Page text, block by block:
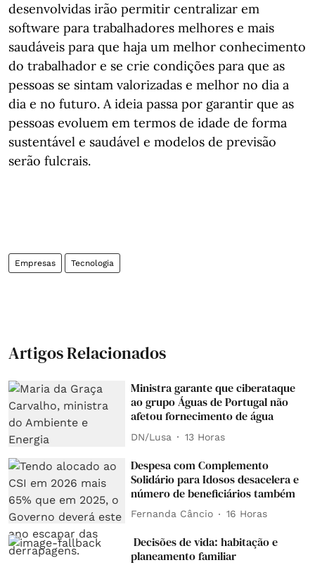
desenvolvidas irão permitir centralizar em
software para trabalhadores melhores e mais
saudáveis para que haja um melhor conhecimento
do trabalhador e se crie condições para que as
pessoas se sintam valorizadas e melhor no dia a
dia e no futuro. A ideia passa por garantir que as
pessoas evoluem em termos de idade de forma
sustentável e saudável e modelos de previsão
serão fulcrais.
Empresas Tecnologia
Artigos Relacionados
Ministra garante que ciberataque
ao grupo Águas de Portugal não
afetou fornecimento de água
DN/Lusa 13 Horas
Despesa com Complemento
Solidário para Idosos desacelera e
número de beneficiários também
Fernanda Câncio 16 Horas
Decisões de vida: habitação e
planeamento familiar